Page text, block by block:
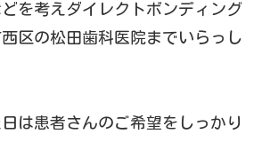
を考えダイレクトボンディング
区の松田歯科医院までいらっし
は患者さんのご希望をしっかり